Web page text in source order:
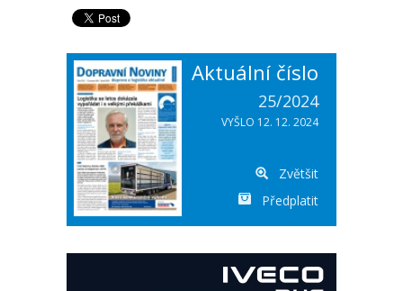
Aktuální číslo
25/2024
VYŠLO 12. 12. 2024
Zvětšit
Předplatit